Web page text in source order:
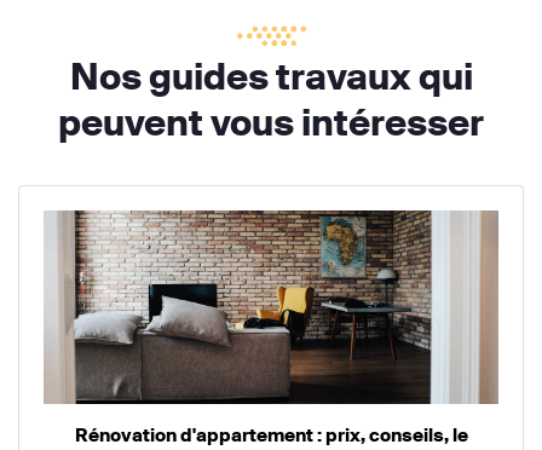
Nos guides travaux qui
peuvent vous intéresser
Rénovation d'appartement : prix, conseils, le